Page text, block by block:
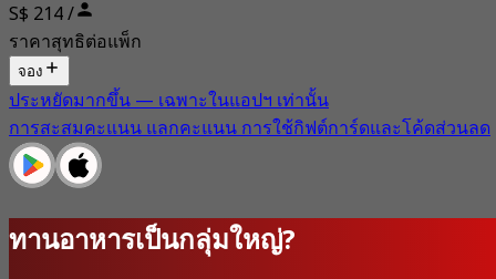
S$ 214 /
ราคาสุทธิต่อแพ็ก
จอง
ประหยัดมากขึ้น — เฉพาะในแอปฯ เท่านั้น
การสะสมคะแนน แลกคะแนน การใช้กิฟต์การ์ดและโค้ดส่วนลด
ทานอาหารเป็นกลุ่มใหญ่?